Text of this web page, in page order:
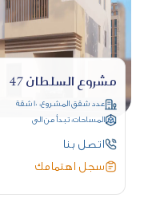
مشروع السلطان 47
عدد شقق المشروع: 10 شقة
المساحات: تبدأ من الى
اتصل بنا
سجل اهتمامك